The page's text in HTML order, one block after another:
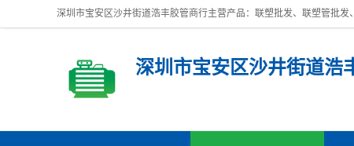
深圳市宝安区沙井街道浩